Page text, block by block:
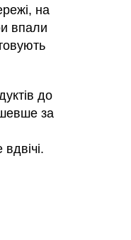
на
впали
до
за